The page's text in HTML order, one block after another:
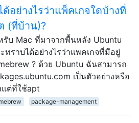
ด้อย่างไรว่าแพ็คเกจใดบ้างที่
(ที่บ้าน)?
บ Mac ที่มาจากพื้นหลัง Ubuntu
ทราบได้อย่างไรว่าแพคเกจที่มีอยู่
? ด้วย Ubuntu ฉันสามารถ
เป็นตัวอย่างหรือ
แต่ที่ใช้apt
package-management